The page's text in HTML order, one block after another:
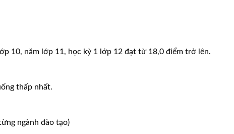
10, năm lớp 11, học kỳ 1 lớp 12 đạt từ 18,0 điểm trở lên.
thấp nhất.
ngành đào tạo)